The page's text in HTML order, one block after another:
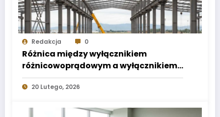
Redakcja 0
Różnica między wyłącznikiem
różnicowoprądowym a wyłącznikiem
nadprądowym
20 Lutego, 2026